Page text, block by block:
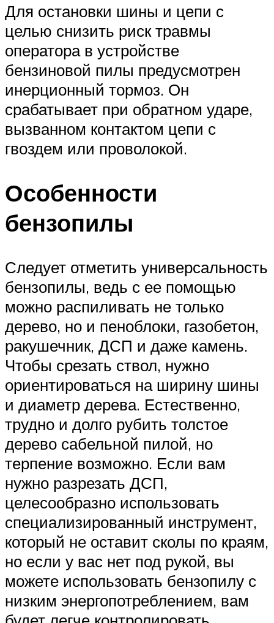
Для остановки шины и цепи с
целью снизить риск травмы
оператора в устройстве
бензиновой пилы предусмотрен
инерционный тормоз. Он
срабатывает при обратном ударе,
вызванном контактом цепи с
гвоздем или проволокой.
Особенности
бензопилы
Следует отметить универсальность
бензопилы, ведь с ее помощью
можно распиливать не только
дерево, но и пеноблоки, газобетон,
ракушечник, ДСП и даже камень.
Чтобы срезать ствол, нужно
ориентироваться на ширину шины
и диаметр дерева. Естественно,
трудно и долго рубить толстое
дерево сабельной пилой, но
терпение возможно. Если вам
нужно разрезать ДСП,
целесообразно использовать
специализированный инструмент,
который не оставит сколы по краям,
но если у вас нет под рукой, вы
можете использовать бензопилу с
низким энергопотреблением, вам